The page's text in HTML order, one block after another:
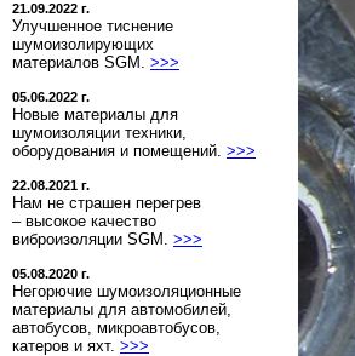
21.09.2022 г.
Улучшенное тиснение
шумоизолирующих
материалов SGM. >>>
05.06.2022 г.
Новые материалы для
шумоизоляции техники,
оборудования и помещений. >>>
22.08.2021 г.
Нам не страшен перегрев
– высокое качество
виброизоляции SGM. >>>
05.08.2020 г.
Негорючие шумоизоляционные
материалы для автомобилей,
автобусов, микроавтобусов,
катеров и яхт. >>>